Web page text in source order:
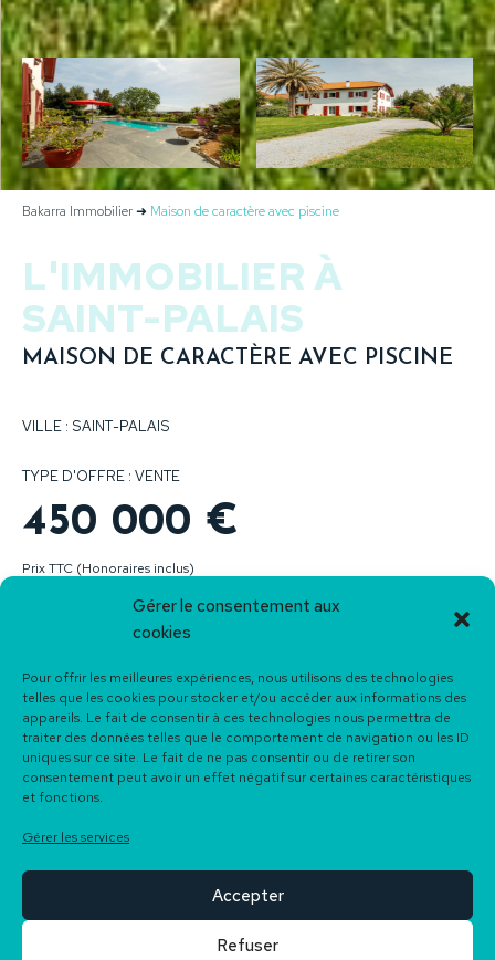
Gérer le consentement aux
cookies
Pour offrir les meilleures expériences, nous utilisons des technologies
telles que les cookies pour stocker et/ou accéder aux informations des
appareils. Le fait de consentir à ces technologies nous permettra de
traiter des données telles que le comportement de navigation ou les ID
uniques sur ce site. Le fait de ne pas consentir ou de retirer son
consentement peut avoir un effet négatif sur certaines caractéristiques
et fonctions.
Gérer les services
Accepter
Refuser
Bakarra Immobilier➜ Maison de caractère avec piscine
L'IMMOBILIER À
SAINT-PALAIS
MAISON DE CARACTÈRE AVEC PISCINE
VILLE : SAINT-PALAIS
TYPE D'OFFRE : VENTE
450 000 €
Prix TTC (Honoraires inclus)
DESCRIPTION DU BIEN
Magnifique bâtisse datant des années 1600, entièrement
rénovée avec goût, située aux portes de Saint-Palais et à 35
Elle séduit par ses volumes généreux et son charme authentique.
Vous découvrirez une superbe pièce de vie de 75 m² avec une
belle hauteur sous plafond. Le rez-de-chaussée accueille
également une suite parentale de plus de 30 m² ainsi qu’un